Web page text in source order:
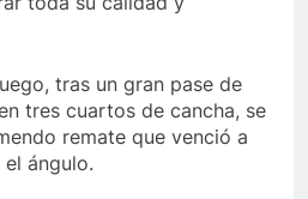
tras un gran pase de
tres cuartos de cancha, se
remate que venció a
ángulo.